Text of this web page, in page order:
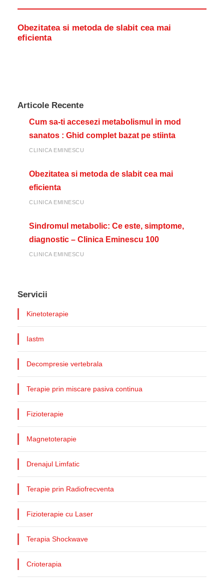
Obezitatea si metoda de slabit cea mai
eficienta
Articole Recente
Cum sa-ti accesezi metabolismul in mod
sanatos : Ghid complet bazat pe stiinta
CLINICA EMINESCU
Obezitatea si metoda de slabit cea mai
eficienta
CLINICA EMINESCU
Sindromul metabolic: Ce este, simptome,
diagnostic – Clinica Eminescu 100
CLINICA EMINESCU
Servicii
Kinetoterapie
Iastm
Decompresie vertebrala
Terapie prin miscare pasiva continua
Fizioterapie
Magnetoterapie
Drenajul Limfatic
Terapie prin Radiofrecventa
Fizioterapie cu Laser
Terapia Shockwave
Crioterapia